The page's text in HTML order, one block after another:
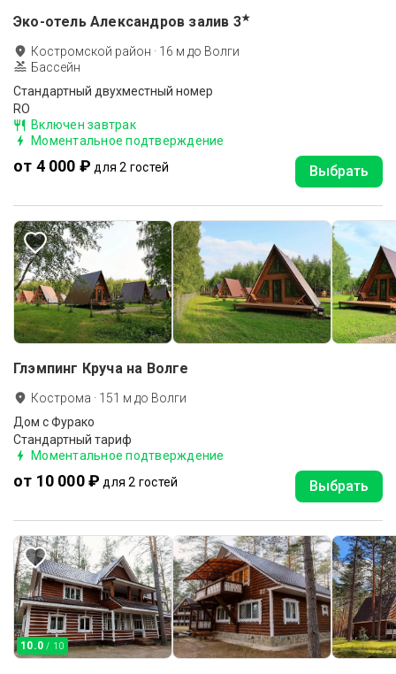
Эко-отель Александров залив 3★
Костромской район · 16 м до Волги
Бассейн
Стандартный двухместный номер
RO
Включен завтрак
Моментальное подтверждение
от 4 000 ₽ для 2 гостей Выбрать
Глэмпинг Круча на Волге
Кострома · 151 м до Волги
Дом с Фурако
Стандартный тариф
Моментальное подтверждение
от 10 000 ₽ для 2 гостей Выбрать
10.0 / 10